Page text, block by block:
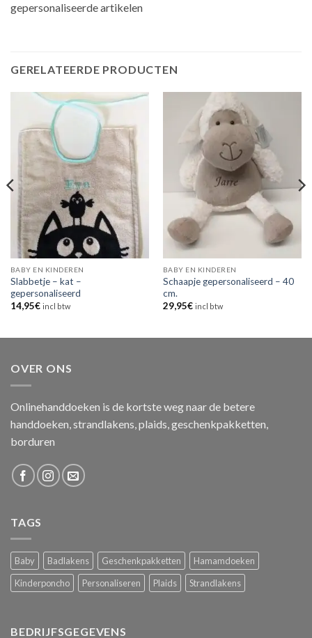
gepersonaliseerde artikelen
GERELATEERDE PRODUCTEN
BABY EN KINDEREN
Slabbetje – kat –
gepersonaliseerd
14,95€ incl btw
BABY EN KINDEREN
Schaapje gepersonaliseerd – 40
cm.
29,95€ incl btw
OVER ONS
Onlinehanddoeken is de kortste weg naar de betere
handdoeken, strandlakens, plaids, geschenkpakketten,
borduren
TAGS
Baby Badlakens Geschenkpakketten
Hamamdoeken
Kinderponcho
Personaliseren Plaids Strandlakens
BEDRIJFSGEGEVENS